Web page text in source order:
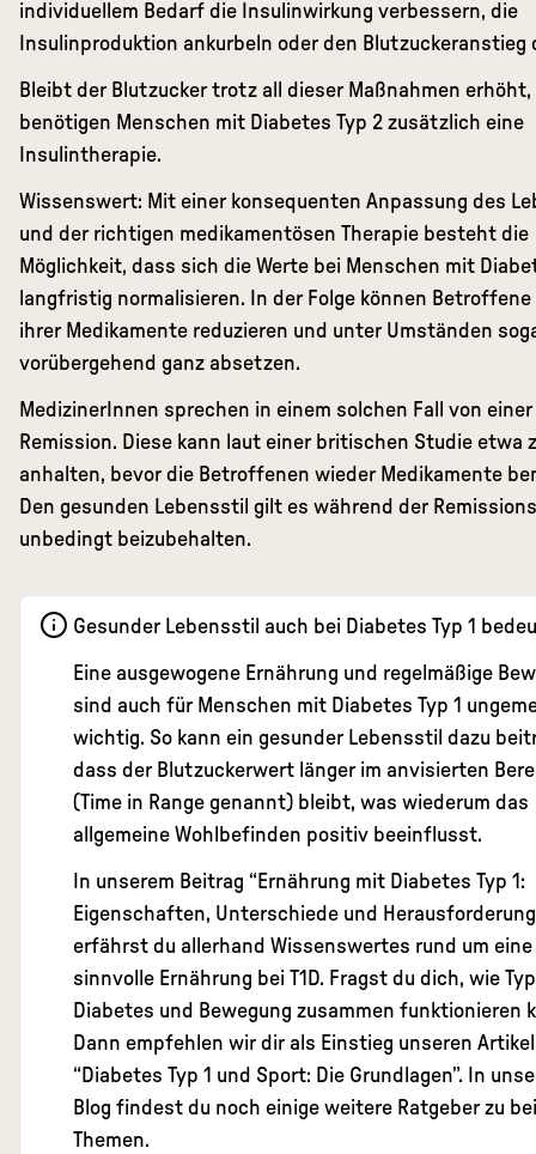
individuellem Bedarf die Insulinwirkung verbessern, die
Insulinproduktion ankurbeln oder den Blutzuckeranstieg
Bleibt der Blutzucker trotz all dieser Maßnahmen erhöht,
benötigen Menschen mit Diabetes Typ 2 zusätzlich eine
Insulintherapie.
Wissenswert: Mit einer konsequenten Anpassung des
und der richtigen medikamentösen Therapie besteht die
Möglichkeit, dass sich die Werte bei Menschen mit
langfristig normalisieren. In der Folge können Betroffene
ihrer Medikamente reduzieren und unter Umständen
vorübergehend ganz absetzen.
MedizinerInnen sprechen in einem solchen Fall von einer
Remission. Diese kann laut einer britischen Studie etwa
anhalten, bevor die Betroffenen wieder Medikamente
Den gesunden Lebensstil gilt es während der
unbedingt beizubehalten.
Gesunder Lebensstil auch bei Diabetes Typ 1
Eine ausgewogene Ernährung und regelmäßige
sind auch für Menschen mit Diabetes Typ 1
wichtig. So kann ein gesunder Lebensstil dazu
dass der Blutzuckerwert länger im anvisierten
(Time in Range genannt) bleibt, was wiederum das
allgemeine Wohlbefinden positiv beeinflusst.
In unserem Beitrag “Ernährung mit Diabetes Typ 1:
Eigenschaften, Unterschiede und
erfährst du allerhand Wissenswertes rund um eine
sinnvolle Ernährung bei T1D. Fragst du dich, wie
Diabetes und Bewegung zusammen funktionieren
Dann empfehlen wir dir als Einstieg unseren Artikel
“Diabetes Typ 1 und Sport: Die Grundlagen”. In
Blog findest du noch einige weitere Ratgeber zu
Themen.